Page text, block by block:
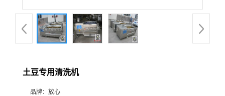
土豆专用清洗机
品牌： 放心